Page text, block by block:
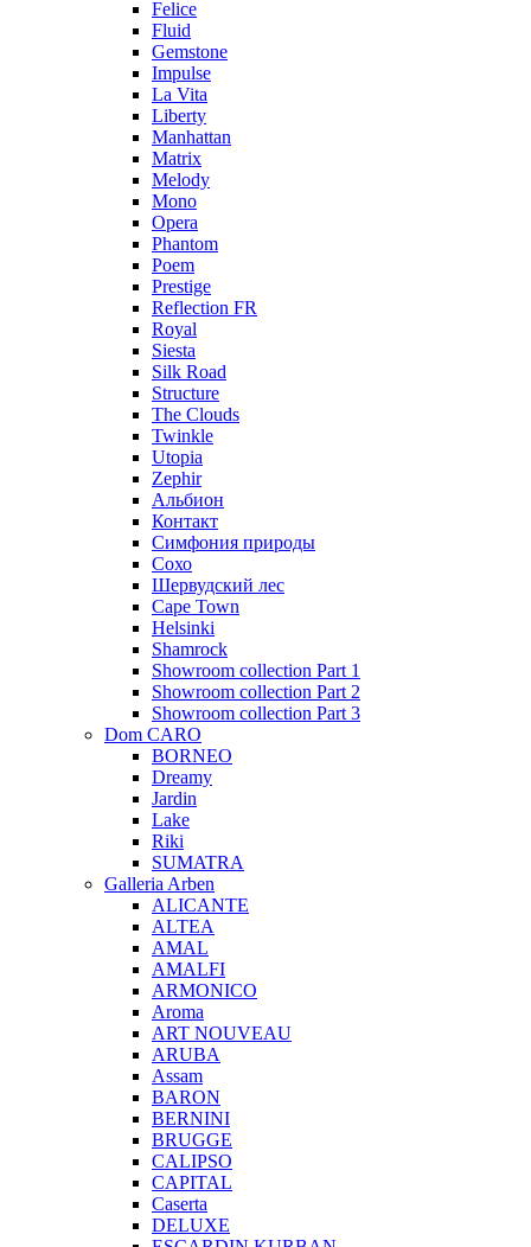
Felice
Fluid
Gemstone
Impulse
La Vita
Liberty
Manhattan
Matrix
Melody
Mono
Opera
Phantom
Poem
Prestige
Reflection FR
Royal
Siesta
Silk Road
Structure
The Clouds
Twinkle
Utopia
Zephir
Альбион
Контакт
Симфония природы
Сохо
Шервудский лес
Cape Town
Helsinki
Shamrock
Showroom collection Part 1
Showroom collection Part 2
Showroom collection Part 3
Dom CARO
BORNEO
Dreamy
Jardin
Lake
Riki
SUMATRA
Galleria Arben
ALICANTE
ALTEA
AMAL
AMALFI
ARMONICO
Aroma
ART NOUVEAU
ARUBA
Assam
BARON
BERNINI
BRUGGE
CALIPSO
CAPITAL
Caserta
DELUXE